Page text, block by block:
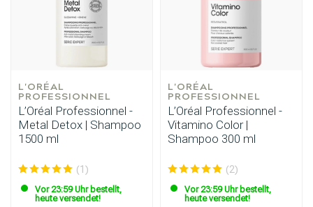
L'ORÉAL
PROFESSIONNEL
L’Oréal Professionnel -
Metal Detox | Shampoo
1500 ml
(1)
Vor 23:59 Uhr bestellt,
heute versendet!
L'ORÉAL
PROFESSIONNEL
L’Oréal Professionnel -
Vitamino Color |
Shampoo 300 ml
(2)
Vor 23:59 Uhr bestellt,
heute versendet!